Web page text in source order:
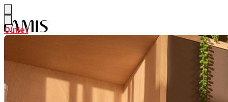
Outlet
Ver NEW
ALFAIATARIA
CURADORIA DE VERÃO